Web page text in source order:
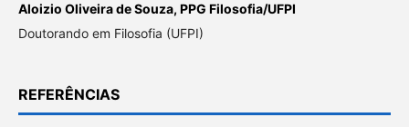
Aloizio Oliveira de Souza, PPG Filosofia/UFPI
Doutorando em Filosofia (UFPI)
REFERÊNCIAS